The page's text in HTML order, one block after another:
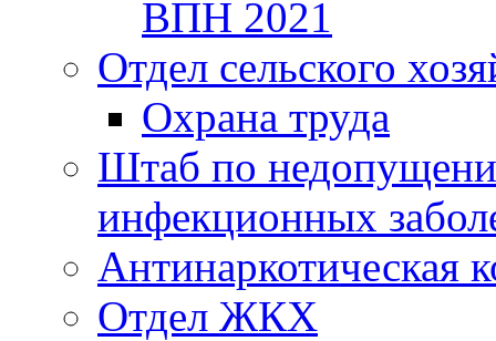
ВПН 2021
Отдел сельского
Охрана труда
Штаб по
инфекционных
Антинаркотическая
Отдел ЖКХ